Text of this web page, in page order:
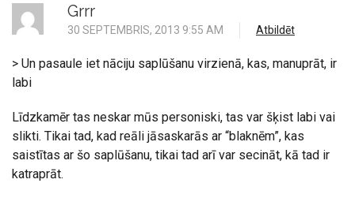
Grrr
30 SEPTEMBRIS, 2013 9:55 AM Atbildēt
> Un pasaule iet nāciju saplūšanu virzienā, kas, manuprāt, ir
labi
Līdzkamēr tas neskar mūs personiski, tas var šķist labi vai
slikti. Tikai tad, kad reāli jāsaskarās ar “blaknēm”, kas
saistītas ar šo saplūšanu, tikai tad arī var secināt, kā tad ir
katraprāt.